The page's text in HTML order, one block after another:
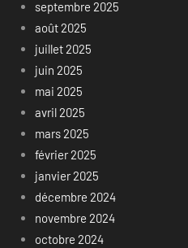
septembre 2025
août 2025
juillet 2025
juin 2025
mai 2025
avril 2025
mars 2025
février 2025
janvier 2025
décembre 2024
novembre 2024
octobre 2024